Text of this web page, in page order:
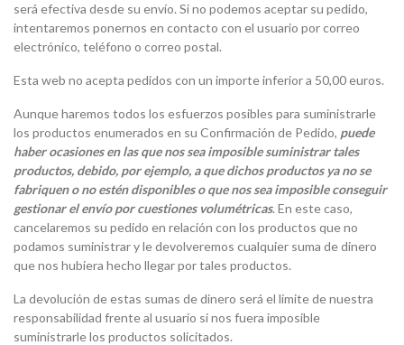
será efectiva desde su envío. Si no podemos aceptar su pedido,
intentaremos ponernos en contacto con el usuario por correo
electrónico, teléfono o correo postal.
Esta web no acepta pedidos con un importe inferior a 50,00 euros.
Aunque haremos todos los esfuerzos posibles para suministrarle
los productos enumerados en su Confirmación de Pedido, puede
haber ocasiones en las que nos sea imposible suministrar tales
productos, debido, por ejemplo, a que dichos productos ya no se
fabriquen o no estén disponibles o que nos sea imposible conseguir
gestionar el envío por cuestiones volumétricas. En este caso,
cancelaremos su pedido en relación con los productos que no
podamos suministrar y le devolveremos cualquier suma de dinero
que nos hubiera hecho llegar por tales productos.
La devolución de estas sumas de dinero será el límite de nuestra
responsabilidad frente al usuario si nos fuera imposible
suministrarle los productos solicitados.